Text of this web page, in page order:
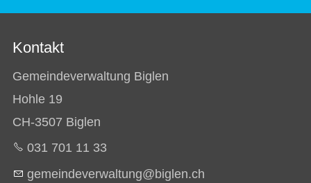
Kontakt
Gemeindeverwaltung Biglen
Hohle 19
CH-3507 Biglen
031 701 11 33
g m nd v rw lt ng b gl n ch